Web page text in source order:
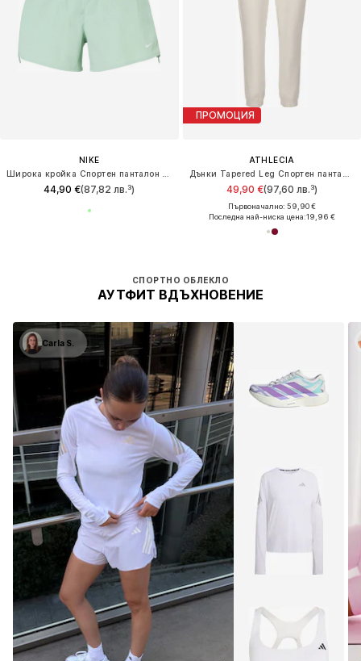
NIKE
44,90 €(87,82 лв.³)
ПРОМОЦИЯ
ATHLECIA
49,90 €(97,60 лв.³)
Първоначално: 59,90 €
Последна най-ниска цена:19,96 €
СПОРТНО ОБЛЕКЛО
АУТФИТ ВДЪХНОВЕНИЕ
Carla S.